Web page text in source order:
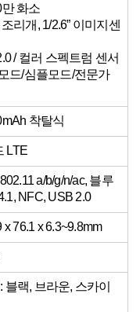
만 화소
조리개, 1/2.6” 이미지센
/ 컬러 스펙트럼 센서
드/심플모드/전문가
착탈식
LTE
a/b/g/n/ac, 블루
NFC, USB 2.0
x 76.1 x 6.3~9.8mm
블랙, 브라운, 스카이